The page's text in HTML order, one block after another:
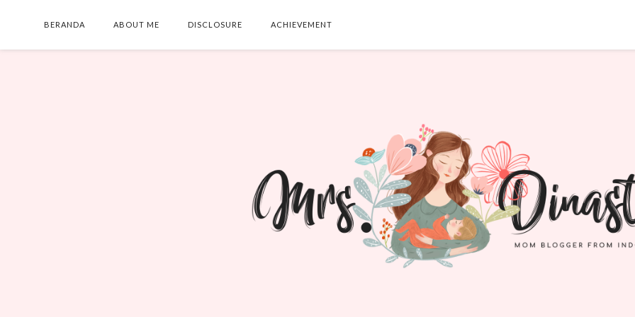
BERANDA ABOUT ME DISCLOSURE ACHIEVEMENT